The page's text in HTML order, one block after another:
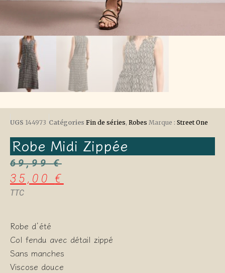
UGS 144973 Catégories Fin de séries, Robes Marque : Street One
Robe Midi Zippée
69,99€
35,00€
TTC
Robe d’été
Col fendu avec détail zippé
Sans manches
Viscose douce